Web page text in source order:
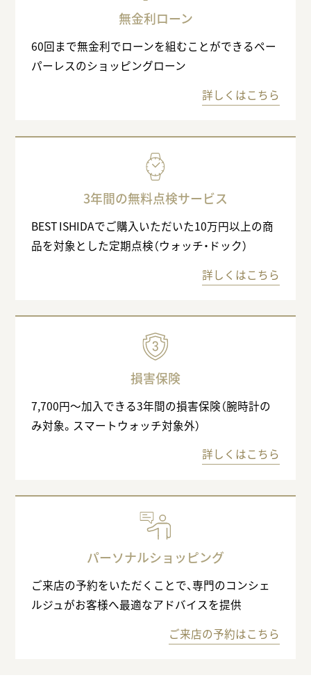
無金利ローン
60回まで無金利でローンを組むことができるペー
パーレスのショッピングローン
詳しくはこちら
3年間の無料点検サービス
BEST ISHIDAでご購入いただいた10万円以上の商
品を対象とした定期点検（ウォッチ・ドック）
詳しくはこちら
損害保険
7,700円〜加入できる3年間の損害保険（腕時計の
み対象。スマートウォッチ対象外）
詳しくはこちら
パーソナルショッピング
ご来店の予約をいただくことで、専門のコンシェ
ルジュがお客様へ最適なアドバイスを提供
ご来店の予約はこちら